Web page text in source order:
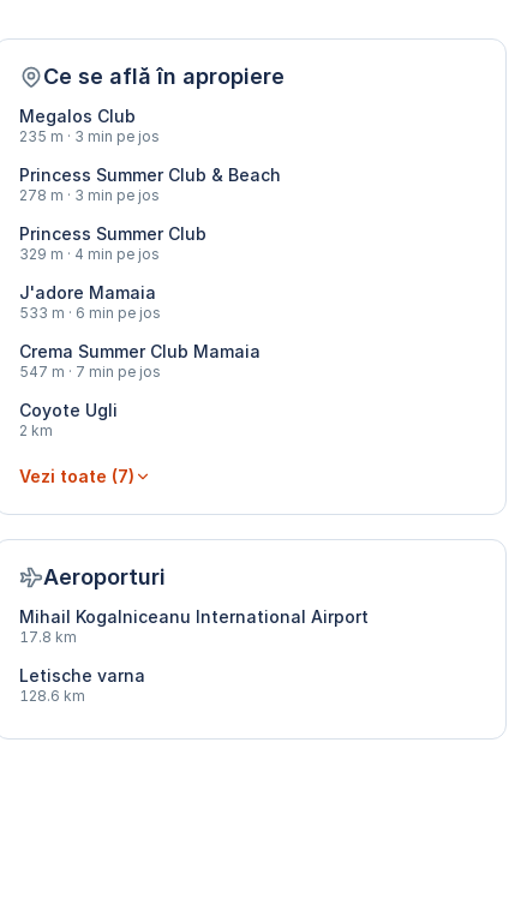
Ce se află în apropiere
Megalos Club
235 m · 3 min pe jos
Princess Summer Club & Beach
278 m · 3 min pe jos
Princess Summer Club
329 m · 4 min pe jos
J'adore Mamaia
533 m · 6 min pe jos
Crema Summer Club Mamaia
547 m · 7 min pe jos
Coyote Ugli
2 km
Vezi toate (7)
Aeroporturi
Mihail Kogalniceanu International Airport
17.8 km
Letische varna
128.6 km